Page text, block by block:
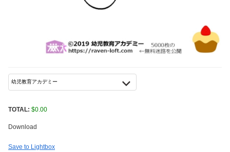
TOTAL: $0.00
Download
Save to Lightbox